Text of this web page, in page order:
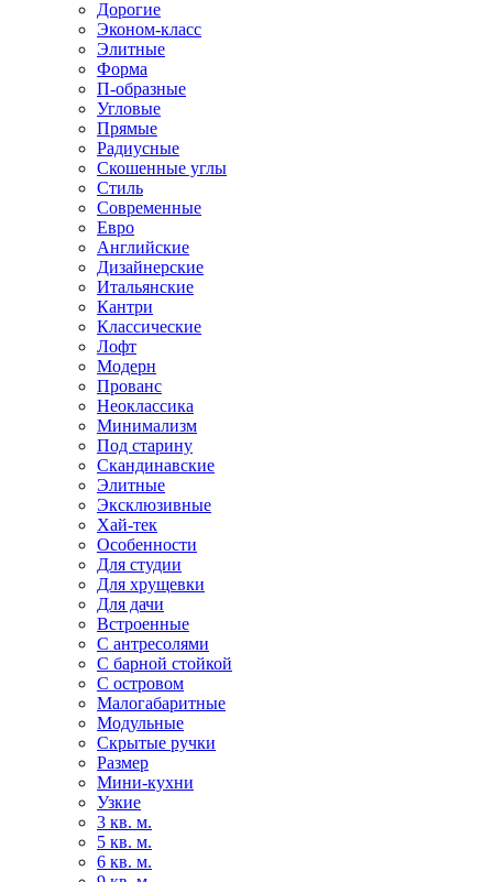
Дорогие
Эконом-класс
Элитные
Форма
П-образные
Угловые
Прямые
Радиусные
Скошенные углы
Стиль
Современные
Евро
Английские
Дизайнерские
Итальянские
Кантри
Классические
Лофт
Модерн
Прованс
Неоклассика
Минимализм
Под старину
Скандинавские
Элитные
Эксклюзивные
Хай-тек
Особенности
Для студии
Для хрущевки
Для дачи
Встроенные
С антресолями
С барной стойкой
С островом
Малогабаритные
Модульные
Скрытые ручки
Размер
Мини-кухни
Узкие
3 кв. м.
5 кв. м.
6 кв. м.